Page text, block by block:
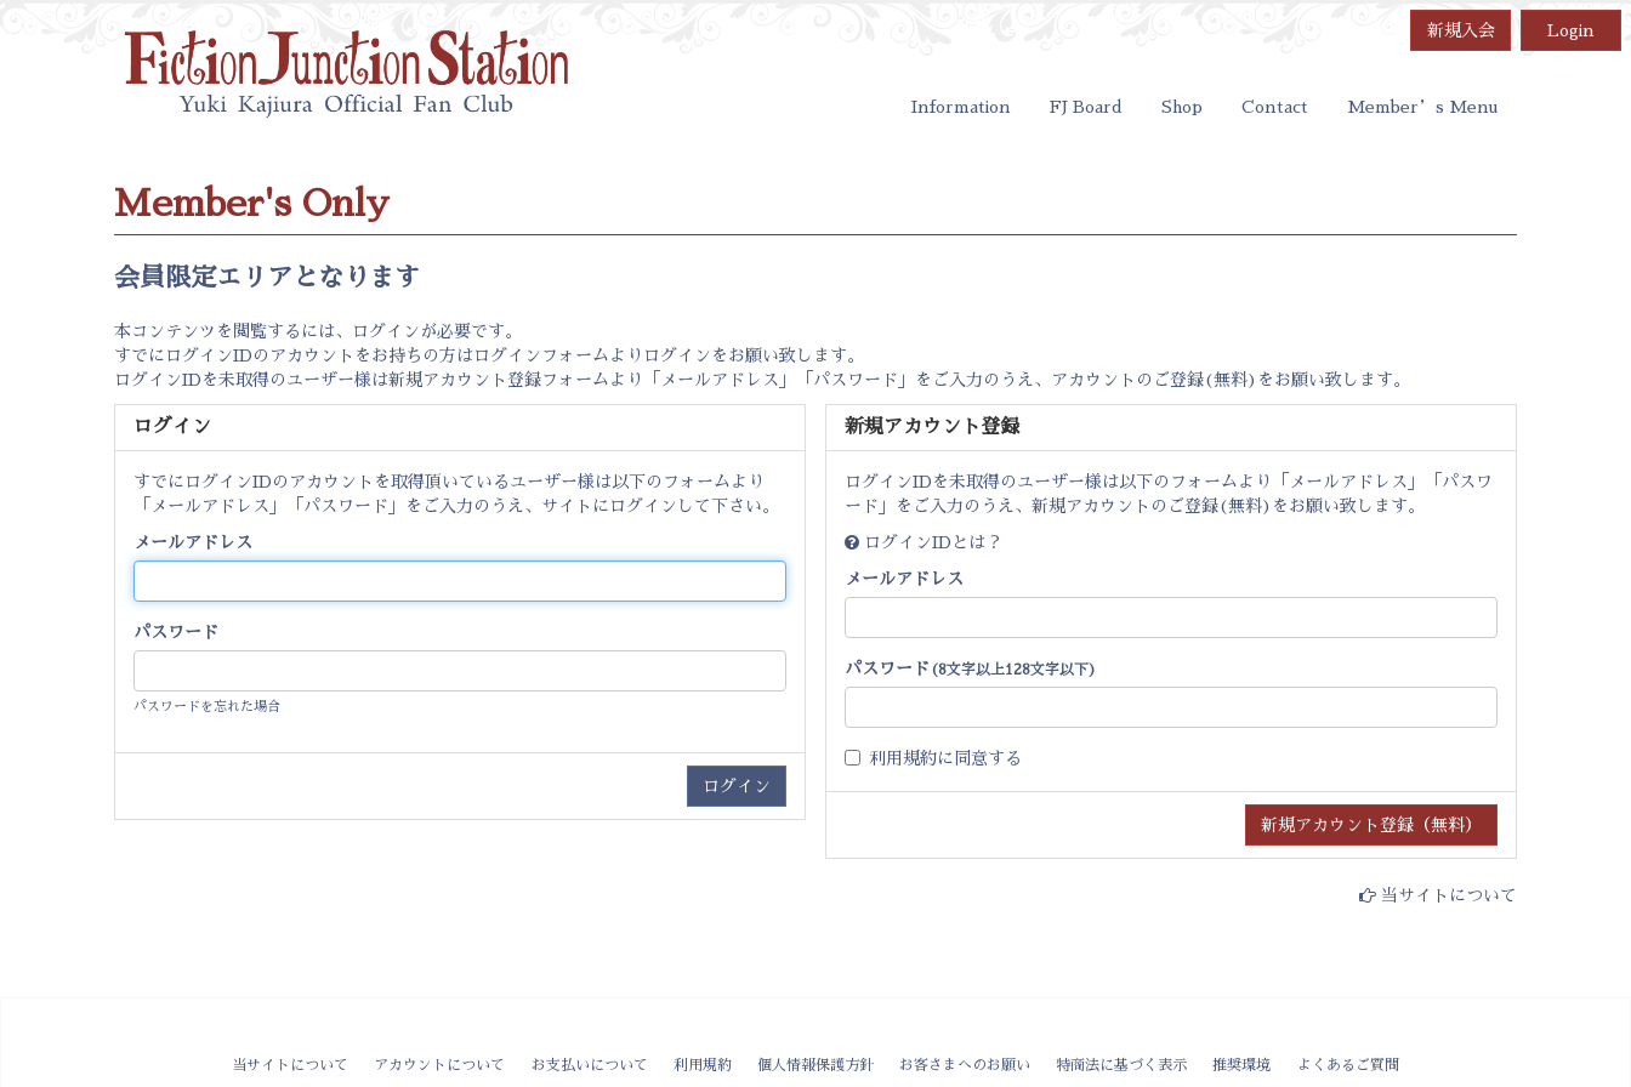
新規入会 Login
Information FJ Board Shop Contact Member’s Menu
Member's Only
会員限定エリアとなります
本コンテンツを閲覧するには、ログインが必要です。
すでにログインIDのアカウントをお持ちの方はログインフォームよりログインをお願い致します。
ログインIDを未取得のユーザー様は新規アカウント登録フォームより「メールアドレス」「パスワード」をご入力のうえ、アカウントのご登録(無料)をお願い致します。
ログイン
すでにログインIDのアカウントを取得頂いているユーザー様は以下のフォームより
「メールアドレス」「パスワード」をご入力のうえ、サイトにログインして下さい。
メールアドレス
パスワード
パスワードを忘れた場合
新規アカウント登録
ログインIDを未取得のユーザー様は以下のフォームより「メールアドレス」「パスワ
ード」をご入力のうえ、新規アカウントのご登録(無料)をお願い致します。
ログインIDとは？
メールアドレス
パスワード (8文字以上128文字以下)
利用規約に同意する
当サイトについて
当サイトについて アカウントについて お支払いについて 利用規約 個人情報保護方針 お客さまへのお願い 特商法に基づく表示 推奨環境 よくあるご質問